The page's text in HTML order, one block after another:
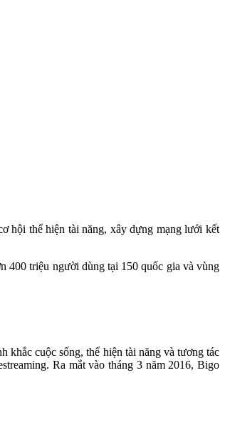
hội thể hiện tài năng, xây dựng mạng lưới kết
400 triệu người dùng tại 150 quốc gia và vùng
khắc cuộc sống, thể hiện tài năng và tương tác
Ra mắt vào tháng 3 năm 2016, Bigo